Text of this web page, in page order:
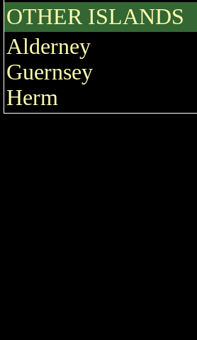
OTHER ISLANDS
Alderney
Guernsey
Herm